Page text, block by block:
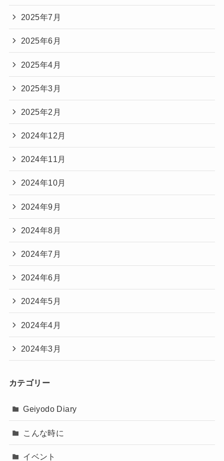
2025年7月
2025年6月
2025年4月
2025年3月
2025年2月
2024年12月
2024年11月
2024年10月
2024年9月
2024年8月
2024年7月
2024年6月
2024年5月
2024年4月
2024年3月
カテゴリー
Geiyodo Diary
こんな時に
イベント